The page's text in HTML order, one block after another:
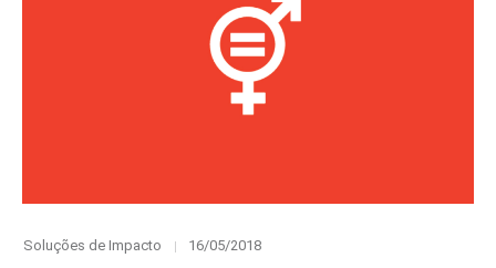
Category
Soluções de Impacto
Posted
16/05/2018